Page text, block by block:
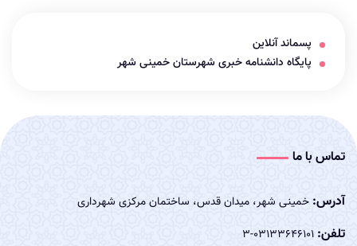
پسماند آنلاین
پایگاه دانشنامه خبری شهرستان خمینی شهر
تماس با ما
آدرس: خمینی شهر، میدان قدس، ساختمان مرکزی شهرداری
تلفن: 03133646101-3